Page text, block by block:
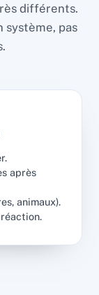
différents.
système, pas
après
animaux).